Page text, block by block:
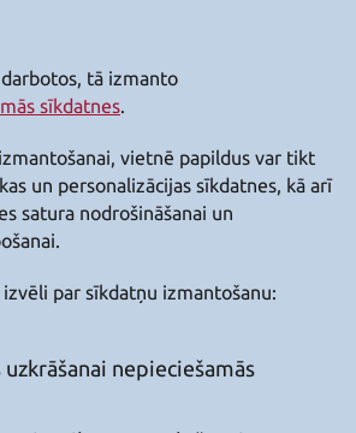
tā izmanto
sīkdatnes.
vietnē papildus var tikt
un personalizācijas sīkdatnes, kā arī
satura nodrošināšanai un
par sīkdatņu izmantošanu:
nepieciešamās